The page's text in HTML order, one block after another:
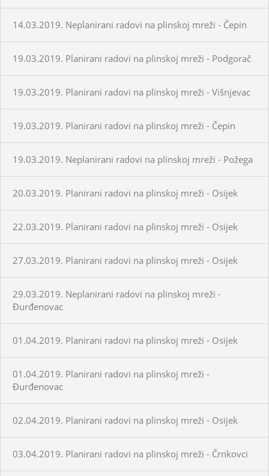
14.03.2019. Neplanirani radovi na plinskoj mreži - Čepin
19.03.2019. Planirani radovi na plinskoj mreži - Podgorač
19.03.2019. Planirani radovi na plinskoj mreži - Višnjevac
19.03.2019. Planirani radovi na plinskoj mreži - Čepin
19.03.2019. Neplanirani radovi na plinskoj mreži - Požega
20.03.2019. Planirani radovi na plinskoj mreži - Osijek
22.03.2019. Planirani radovi na plinskoj mreži - Osijek
27.03.2019. Planirani radovi na plinskoj mreži - Osijek
29.03.2019. Neplanirani radovi na plinskoj mreži -
Đurđenovac
01.04.2019. Planirani radovi na plinskoj mreži - Osijek
01.04.2019. Planirani radovi na plinskoj mreži -
Đurđenovac
02.04.2019. Planirani radovi na plinskoj mreži - Osijek
03.04.2019. Planirani radovi na plinskoj mreži - Črnkovci